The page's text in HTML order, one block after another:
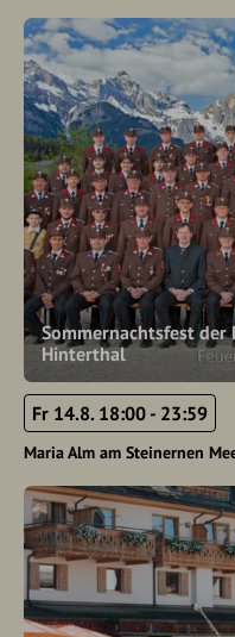
Sommernachtsfest
Hinterthal
Fr 14.8. 18:00 - 23:59
Maria Alm am Steinernen